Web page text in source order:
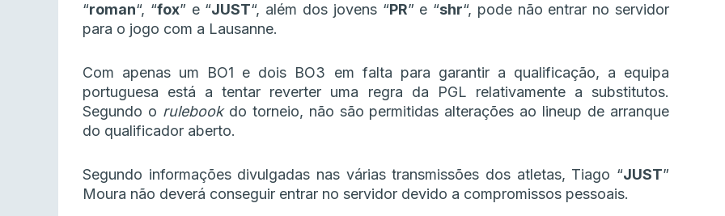
“roman“, “fox” e “JUST“, além dos jovens “PR” e “shr“, pode não entrar no servidor
para o jogo com a Lausanne.
Com apenas um BO1 e dois BO3 em falta para garantir a qualificação, a equipa
portuguesa está a tentar reverter uma regra da PGL relativamente a substitutos.
Segundo o rulebookdo torneio, não são permitidas alterações ao lineup de arranque
do qualificador aberto.
Segundo informações divulgadas nas várias transmissões dos atletas, Tiago “JUST”
Moura não deverá conseguir entrar no servidor devido a compromissos pessoais.